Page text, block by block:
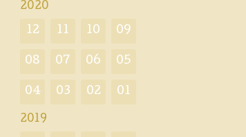
2020
12 11 10 09
08 07 06 05
04 03 02 01
2019